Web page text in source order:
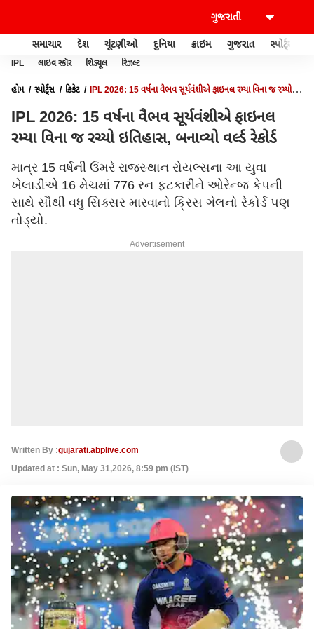
સમાચાર દેશ ચૂંટણીઓ દુનિયા ક્રાઇમ ગુજરાત સ્પોર્ટ્સ
IPL લાઇવ સ્કૉર શિડ્યૂલ રિઝલ્ટ
હોમ સ્પોર્ટ્સ ક્રિકેટ
IPL 2026: 15 વર્ષના વૈભવ સૂર્યવંશીએ ફાઇનલ રમ્યા વિના જ રચ્યો
IPL 2026: 15 વર્ષના વૈભવ સૂર્યવંશીએ ફાઇનલ
રમ્યા વિના જ રચ્યો ઇતિહાસ, બનાવ્યો વર્લ્ડ રેકોર્ડ
માત્ર 15 વર્ષની ઉંમરે રાજસ્થાન રોયલ્સના આ યુવા
ખેલાડીએ 16 મેચમાં 776 રન ફટકારીને ઓરેન્જ કેપની
સાથે સૌથી વધુ સિક્સર મારવાનો ક્રિસ ગેલનો રેકોર્ડ પણ
તોડ્યો.
Advertisement
Written By :gujarati.abplive.com
Updated at : Sun, May 31,2026, 8:59 pm (IST)